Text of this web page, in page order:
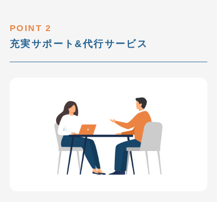
POINT 2
充実サポート&代行サービス